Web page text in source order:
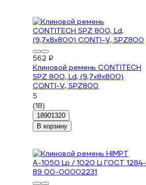
562 ₽
Клиновой ремень CONTITECH
SPZ 800, Ld, (9,7x8x800)
CONTI-V, SPZ800
5
(18)
18901320
В корзину